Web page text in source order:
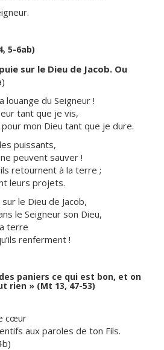
5-6ab)
sur le Dieu de Jacob. Ou
louange du Seigneur !
tant que je vis,
mon Dieu tant que je dure.
puissants,
peuvent sauver !
retournent à la terre ;
leurs projets.
le Dieu de Jacob,
le Seigneur son Dieu,
terre
renferment !
paniers ce qui est bon, et on
rien » (Mt 13, 47-53)
cœur
aux paroles de ton Fils.